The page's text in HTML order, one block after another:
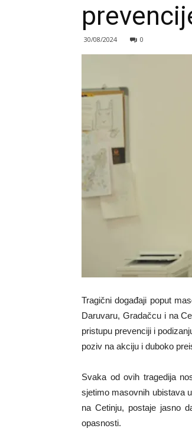
30/08/2024 0
Tragični događaji poput
Daruvaru, Gradačcu i na
pristupu prevenciji i
poziv na akciju i duboko
Svaka od ovih tragedija
sjetimo masovnih ubistava
na Cetinju, postaje jasno
opasnosti.